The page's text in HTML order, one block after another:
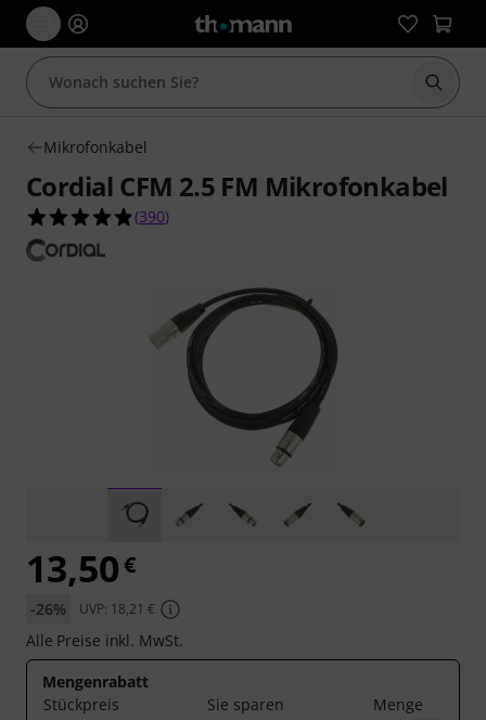
Suche
Mikrofonkabel
Cordial CFM 2.5 FM Mikrofonkabel
4.9 von 5 Sternen aus 390 Kundenbewertungen
(390)
13,50€
-26% UVP: 18,21 €
Alle Preise inkl. MwSt.
Mengenrabatt
Stückpreis
Sie sparen
Menge